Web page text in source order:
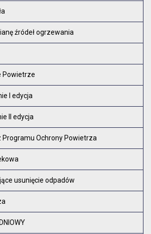
źródeł ogrzewania
Powietrze
I edycja
II edycja
Ochrony Powietrza
usunięcie odpadów